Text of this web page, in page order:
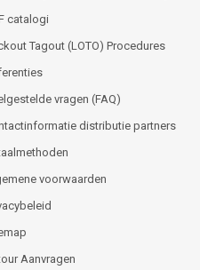
catalogi
Tagout (LOTO) Procedures
vragen (FAQ)
distributie partners
voorwaarden
Aanvragen